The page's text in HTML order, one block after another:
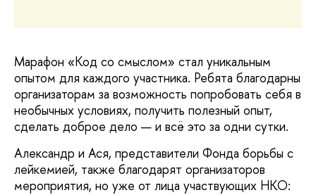
Марафон «Код со смыслом» стал уникальным
опытом для каждого участника. Ребята благодарны
организаторам за возможность попробовать себя в
необычных условиях, получить полезный опыт,
сделать доброе дело — и всё это за одни сутки.
Александр и Ася, представители Фонда борьбы с
лейкемией, также благодарят организаторов
мероприятия, но уже от лица участвующих НКО: